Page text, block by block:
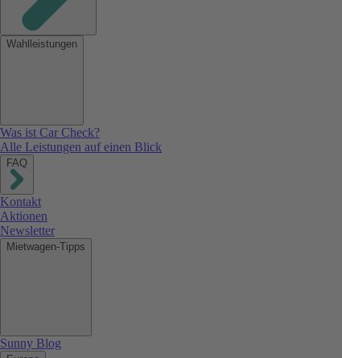
Wahlleistungen
Was ist Car Check?
Alle Leistungen auf einen Blick
FAQ
Kontakt
Aktionen
Newsletter
Mietwagen-Tipps
Sunny Blog